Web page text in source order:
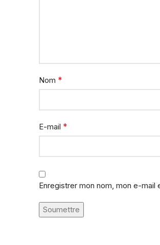
Nom *
E-mail *
Enregistrer mon nom, mon e-